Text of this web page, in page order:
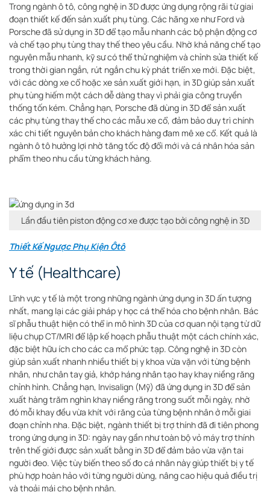
Trong ngành ô tô, công nghệ in 3D được ứng dụng rộng rãi từ giai
đoạn thiết kế đến sản xuất phụ tùng. Các hãng xe như Ford và
Porsche đã sử dụng in 3D để tạo mẫu nhanh các bộ phận động cơ
và chế tạo phụ tùng thay thế theo yêu cầu. Nhờ khả năng chế tạo
nguyên mẫu nhanh, kỹ sư có thể thử nghiệm và chỉnh sửa thiết kế
trong thời gian ngắn, rút ngắn chu kỳ phát triển xe mới. Đặc biệt,
với các dòng xe cổ hoặc xe sản xuất giới hạn, in 3D giúp sản xuất
phụ tùng hiếm một cách dễ dàng thay vì phải gia công truyền
thống tốn kém. Chẳng hạn, Porsche đã dùng in 3D để sản xuất
các phụ tùng thay thế cho các mẫu xe cổ, đảm bảo duy trì chính
xác chi tiết nguyên bản cho khách hàng đam mê xe cổ. Kết quả là
ngành ô tô hưởng lợi nhờ tăng tốc độ đổi mới và cá nhân hóa sản
phẩm theo nhu cầu từng khách hàng.
Lần đầu tiên piston động cơ xe được tạo bởi công nghệ in 3D
Thiết Kế Ngược Phụ Kiện Ôtô
Y tế (Healthcare)
Lĩnh vực y tế là một trong những ngành ứng dụng in 3D ấn tượng
nhất, mang lại các giải pháp y học cá thể hóa cho bệnh nhân. Bác
sĩ phẫu thuật hiện có thể in mô hình 3D của cơ quan nội tạng từ dữ
liệu chụp CT/MRI để lập kế hoạch phẫu thuật một cách chính xác,
đặc biệt hữu ích cho các ca mổ phức tạp. Công nghệ in 3D còn
giúp sản xuất nhanh nhiều thiết bị y khoa vừa vặn với từng bệnh
nhân, như chân tay giả, khớp háng nhân tạo hay khay niềng răng
chỉnh hình. Chẳng hạn, Invisalign (Mỹ) đã ứng dụng in 3D để sản
xuất hàng trăm nghìn khay niềng răng trong suốt mỗi ngày, nhờ
đó mỗi khay đều vừa khít với răng của từng bệnh nhân ở mỗi giai
đoạn chỉnh nha. Đặc biệt, ngành thiết bị trợ thính đã đi tiên phong
trong ứng dụng in 3D: ngày nay gần như toàn bộ vỏ máy trợ thính
trên thế giới được sản xuất bằng in 3D để đảm bảo vừa vặn tai
người đeo. Việc tùy biến theo số đo cá nhân này giúp thiết bị y tế
phù hợp hoàn hảo với từng người dùng, nâng cao hiệu quả điều trị
và thoải mái cho bệnh nhân.